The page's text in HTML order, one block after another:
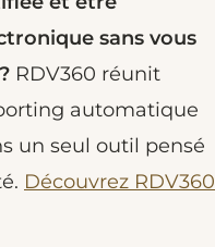
sans vous
RDV360 réunit
automatique
un seul outil pensé
Découvrez RDV360